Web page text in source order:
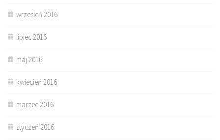
wrzesień 2016
lipiec 2016
maj 2016
kwiecień 2016
marzec 2016
styczeń 2016